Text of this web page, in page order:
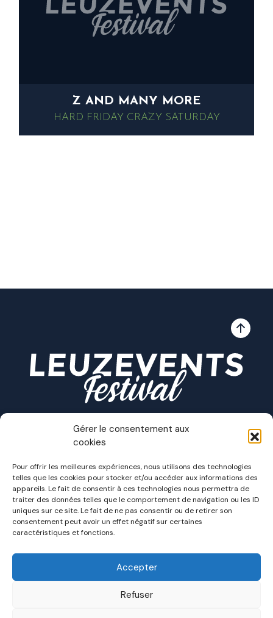
Gérer le consentement aux
cookies
Pour offrir les meilleures expériences, nous utilisons des technologies
telles que les cookies pour stocker et/ou accéder aux informations des
appareils. Le fait de consentir à ces technologies nous permettra de
traiter des données telles que le comportement de navigation ou les ID
uniques sur ce site. Le fait de ne pas consentir ou de retirer son
consentement peut avoir un effet négatif sur certaines
caractéristiques et fonctions.
Accepter
Refuser
Z AND MANY MORE
HARD FRIDAY CRAZY SATURDAY
TICKETS
MERCHANDISING
LINE-UP
FESTIVAL